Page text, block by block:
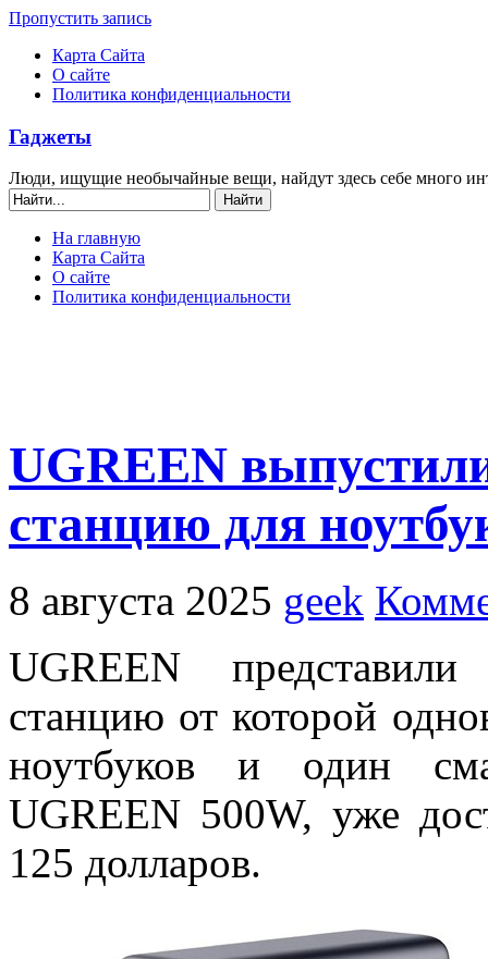
Пропустить запись
Карта Сайта
О сайте
Политика конфиденциальности
Гаджеты
Люди, ищущие необычайные вещи, найдут здесь себе много
На главную
Карта Сайта
О сайте
Политика конфиденциальности
UGREEN
станцию для
8 августа 2025 geek
UGREEN
станцию от которой
ноутбуков и один
UGREEN 500W, уже
125 долларов.